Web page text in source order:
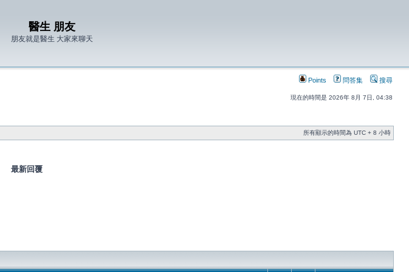
醫生 朋友
朋友就是醫生 大家來聊天
Points 問答集 搜尋
現在的時間是 2026年 8月 7日, 04:38
所有顯示的時間為 UTC + 8 小時
最新回覆